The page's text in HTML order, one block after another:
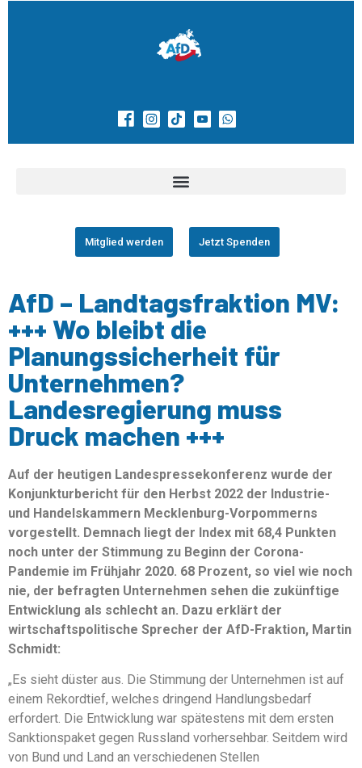
Mitglied werden Jetzt Spenden
AfD – Landtagsfraktion MV:
+++ Wo bleibt die
Planungssicherheit für
Unternehmen?
Landesregierung muss
Druck machen +++
Auf der heutigen Landespressekonferenz wurde der
Konjunkturbericht für den Herbst 2022 der Industrie-
und Handelskammern Mecklenburg-Vorpommerns
vorgestellt. Demnach liegt der Index mit 68,4 Punkten
noch unter der Stimmung zu Beginn der Corona-
Pandemie im Frühjahr 2020. 68 Prozent, so viel wie noch
nie, der befragten Unternehmen sehen die zukünftige
Entwicklung als schlecht an. Dazu erklärt der
wirtschaftspolitische Sprecher der AfD-Fraktion, Martin
Schmidt:
„Es sieht düster aus. Die Stimmung der Unternehmen ist auf
einem Rekordtief, welches dringend Handlungsbedarf
erfordert. Die Entwicklung war spätestens mit dem ersten
Sanktionspaket gegen Russland vorhersehbar. Seitdem wird
von Bund und Land an verschiedenen Stellen